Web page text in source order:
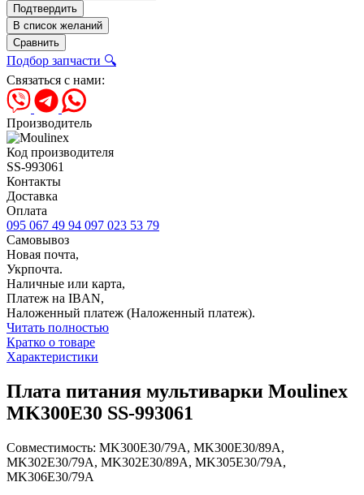
Подтвердить
В список желаний
Сравнить
Подбор запчасти 🔍
Связаться с нами:
Производитель
Код производителя
SS-993061
Контакты
Доставка
Оплата
095 067 49 94 097 023 53 79
Самовывоз
Новая почта,
Укрпочта.
Наличные или карта,
Платеж на IBAN,
Наложенный платеж (Наложенный платеж).
Читать полностью
Кратко о товаре
Характеристики
Плата питания мультиварки Moulinex
MK300E30 SS-993061
Совместимость: MK300E30/79A, MK300E30/89A,
MK302E30/79A, MK302E30/89A, MK305E30/79A,
MK306E30/79A